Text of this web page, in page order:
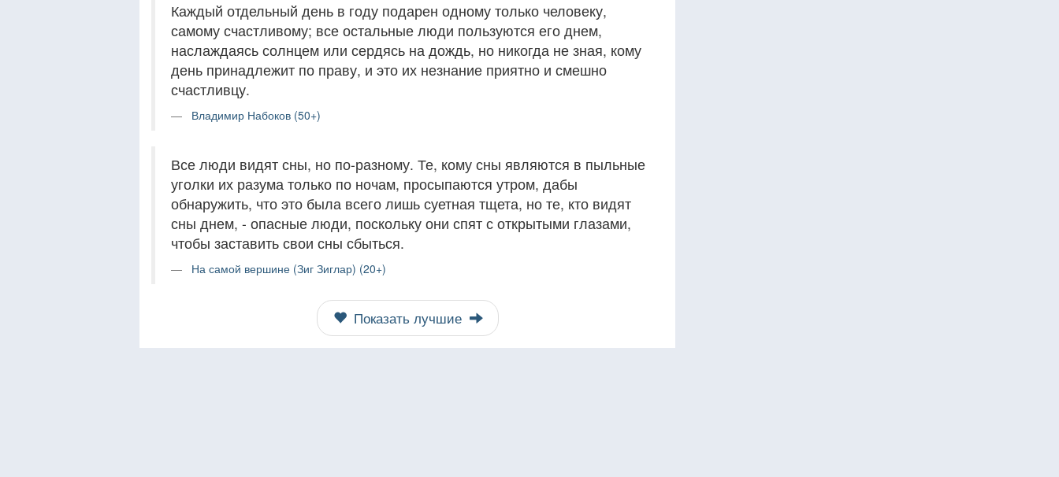
Каждый отдельный день в году подарен одному только человеку,
самому счастливому; все остальные люди пользуются его днем,
наслаждаясь солнцем или сердясь на дождь, но никогда не зная, кому
день принадлежит по праву, и это их незнание приятно и смешно
счастливцу.
Владимир Набоков (50+)
Все люди видят сны, но по-разному. Те, кому сны являются в пыльные
уголки их разума только по ночам, просыпаются утром, дабы
обнаружить, что это была всего лишь суетная тщета, но те, кто видят
сны днем, - опасные люди, поскольку они спят с открытыми глазами,
чтобы заставить свои сны сбыться.
На самой вершине (Зиг Зиглар) (20+)
Показать лучшие